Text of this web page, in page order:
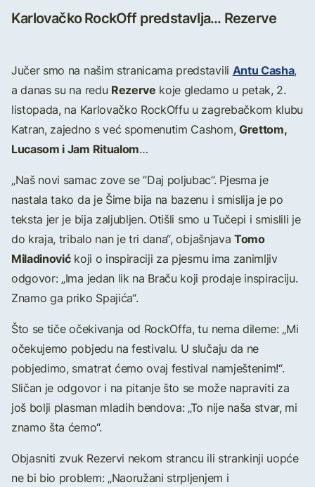
Karlovačko RockOff predstavlja... Rezerve
Jučer smo na našim stranicama predstavili Antu Casha,
a danas su na redu Rezerve koje gledamo u petak, 2.
listopada, na Karlovačko RockOffu u zagrebačkom klubu
Katran, zajedno s već spomenutim Cashom,Grettom,
Lucasom i Jam Ritualom…
„Naš novi samac zove se ”Daj poljubac”. Pjesma je
nastala tako da je Šime bija na bazenu i smislija je po
teksta jer je bija zaljubljen. Otišli smo u Tučepi i smislili je
do kraja, tribalo nan je tri dana“, objašnjava Tomo
Miladinovićkoji o inspiraciji za pjesmu ima zanimljiv
odgovor: „Ima jedan lik na Braču koji prodaje inspiraciju.
Znamo ga priko Spajića“.
Što se tiče očekivanja od RockOffa, tu nema dileme: „Mi
očekujemo pobjedu na festivalu. U slučaju da ne
pobjedimo, smatrat ćemo ovaj festival namještenim!“.
Sličan je odgovor i na pitanje što se može napraviti za
još bolji plasman mladih bendova: „To nije naša stvar, mi
znamo šta ćemo“.
Objasniti zvuk Rezervi nekom strancu ili strankinji uopće
ne bi bio problem: „Naoružani strpljenjem i